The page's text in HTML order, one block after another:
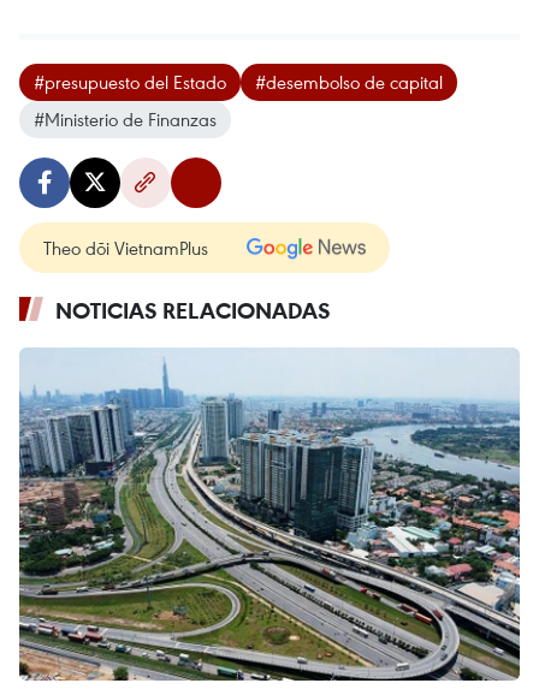
#presupuesto del Estado
#desembolso de capital
#Ministerio de Finanzas
Theo dõi VietnamPlus
NOTICIAS RELACIONADAS